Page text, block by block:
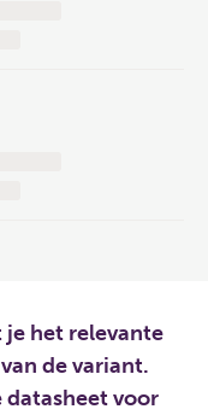
het relevante
de variant.
datasheet voor